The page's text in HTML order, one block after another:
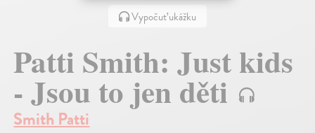
Vypočuť ukážku
Patti Smith: Just kids
- Jsou to jen děti
Smith Patti